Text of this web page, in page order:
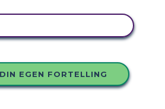
EGEN FORTELLING